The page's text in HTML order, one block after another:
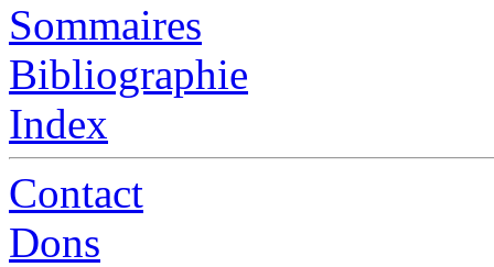
Sommaires
Bibliographie
Index
Contact
Dons